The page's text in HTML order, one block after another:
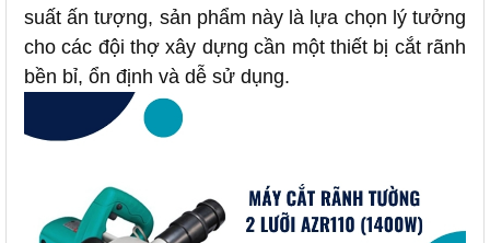
suất ấn tượng, sản phẩm này là lựa chọn lý tưởng
cho các đội thợ xây dựng cần một thiết bị cắt rãnh
bền bỉ, ổn định và dễ sử dụng.